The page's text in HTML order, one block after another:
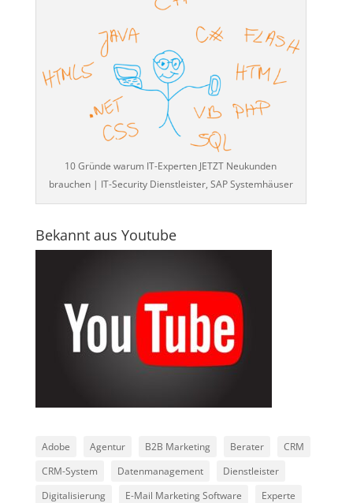
10 Gründe warum IT-Experten JETZT Neukunden
brauchen | IT-Security Dienstleister, SAP Systemhäuser
Bekannt aus Youtube
Adobe Agentur B2B Marketing Berater
CRM
CRM-System
Datenmanagement
Dienstleister
Digitalisierung
E-Mail Marketing Software
Experte